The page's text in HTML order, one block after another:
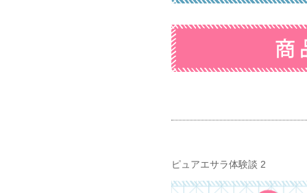
ピュアエサラ体験談 2